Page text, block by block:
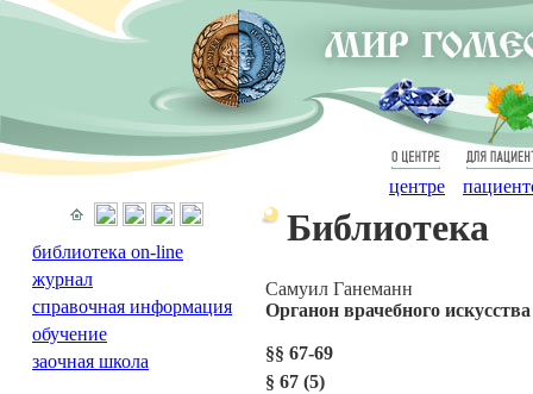
О
центре
Для
Библиотека
Cамуил Ганеманн
Органон врачебного
§§ 67-69
§ 67 (5)
библиотека on-line
журнал
справочная информация
обучение
заочная школа